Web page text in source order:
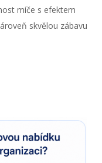
míče s efektem
skvělou zábavu